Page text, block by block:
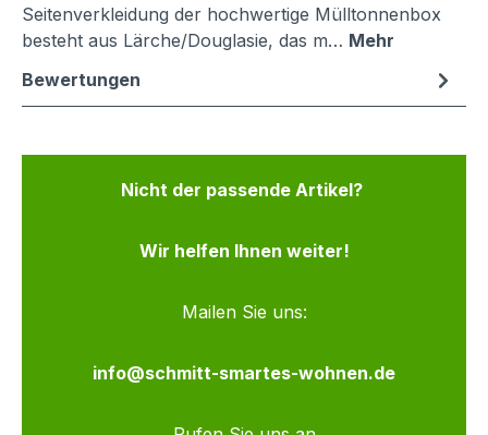
Seitenverkleidung der hochwertige Mülltonnenbox
besteht aus Lärche/Douglasie, das m… Mehr
Bewertungen
Nicht der passende Artikel?
Wir helfen Ihnen weiter!
Mailen Sie uns:
info@schmitt-smartes-wohnen.de